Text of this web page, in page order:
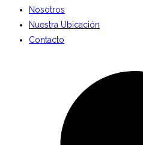
Nosotros
Nuestra Ubicación
Contacto